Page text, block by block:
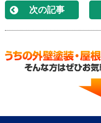
次の記事